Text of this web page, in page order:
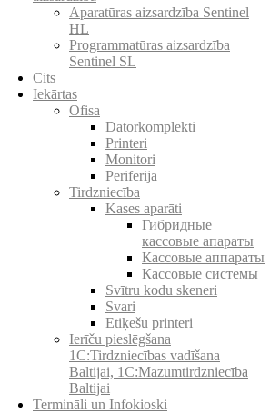
Aparatūras aizsardzība Sentinel
HL
Programmatūras aizsardzība
Sentinel SL
Cits
Iekārtas
Ofisa
Datorkomplekti
Printeri
Monitori
Perifērija
Tirdzniecība
Kases aparāti
Гибридные
кассовые апараты
Кассовые аппараты
Кассовые системы
Svītru kodu skeneri
Svari
Etiķešu printeri
Ierīču pieslēgšana
1C:Tirdzniecības vadīšana
Baltijai, 1C:Mazumtirdzniecība
Baltijai
Termināli un Infokioski